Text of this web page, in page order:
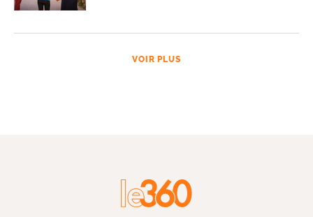
VOIR PLUS